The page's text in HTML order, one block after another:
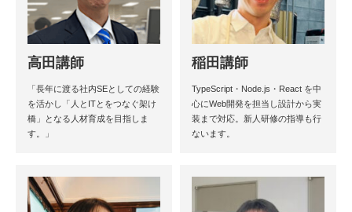
高田講師
「長年に渡る社内SEとしての経験
を活かし「人とITとをつなぐ架け
橋」となる人材育成を目指しま
す。」
稲田講師
TypeScript・Node.js・React を中
心にWeb開発を担当し設計から実
装まで対応。新人研修の指導も行
ないます。